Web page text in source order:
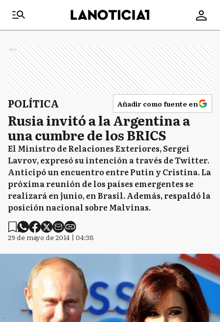
Ads
POLÍTICA Añadir como fuente en
Rusia invitó a la Argentina a
una cumbre de los BRICS
El Ministro de Relaciones Exteriores, Sergei
Lavrov, expresó su intención a través de Twitter.
Anticipó un encuentro entre Putin y Cristina. La
próxima reunión de los países emergentes se
realizará en junio, en Brasil. Además, respaldó la
posición nacional sobre Malvinas.
29 de mayo de 2014 | 04:38